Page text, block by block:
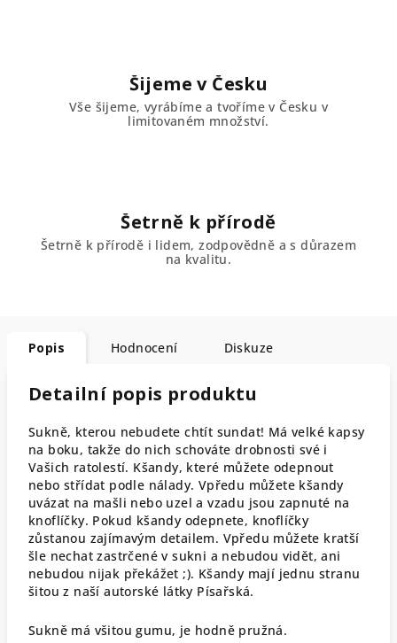
Šijeme v Česku
Vše šijeme, vyrábíme a tvoříme v Česku v
limitovaném množství.
Šetrně k přírodě
Šetrně k přírodě i lidem, zodpovědně a s důrazem
na kvalitu.
Popis Hodnocení Diskuze
Detailní popis produktu
Sukně, kterou nebudete chtít sundat! Má velké kapsy
na boku, takže do nich schováte drobnosti své i
Vašich ratolestí. Kšandy, které můžete odepnout
nebo střídat podle nálady. Vpředu můžete kšandy
uvázat na mašli nebo uzel a vzadu jsou zapnuté na
knoflíčky. Pokud kšandy odepnete, knoflíčky
zůstanou zajímavým detailem. Vpředu můžete kratší
šle nechat zastrčené v sukni a nebudou vidět, ani
nebudou nijak překážet ;). Kšandy mají jednu stranu
šitou z naší autorské látky Písařská.
Sukně má všitou gumu, je hodně pružná.